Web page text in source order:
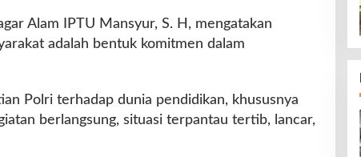
Alam IPTU Mansyur, S. H, mengatakan
adalah bentuk komitmen dalam
Polri terhadap dunia pendidikan, khususnya
berlangsung, situasi terpantau tertib, lancar,